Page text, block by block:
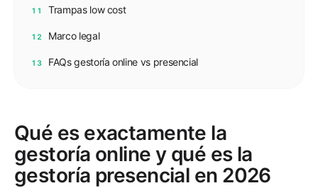
11 Trampas low cost
12 Marco legal
13 FAQs gestoría online vs presencial
Qué es exactamente la
gestoría online y qué es la
gestoría presencial en 2026